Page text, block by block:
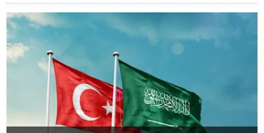
телесных повреждений при отягчающих
обстоятельствах, а также ряд правонарушений,
связанных с ввозом нелегалов и грубыми
нарушениями ПДД.